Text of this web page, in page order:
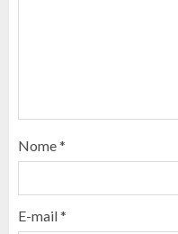
Nome*
E-mail*